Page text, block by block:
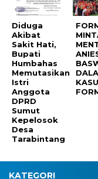
Diduga
Akibat
Sakit Hati,
Bupati
Humbahas
Memutasikan
Istri
Anggota
DPRD
Sumut
Kepelosok
Desa
Tarabintang
KATEGORI